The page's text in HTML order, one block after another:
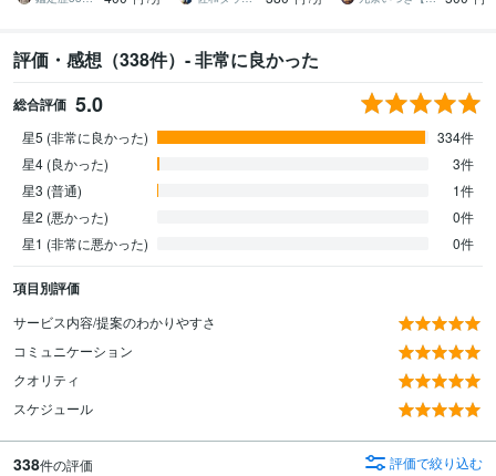
評価・感想（338件）- 非常に良かった
総合評価 5.0
星5 (非常に良かった)
334件
星4 (良かった)
3件
星3 (普通)
1件
星2 (悪かった)
0件
星1 (非常に悪かった)
0件
項目別評価
サービス内容/提案のわかりやすさ
コミュニケーション
クオリティ
スケジュール
338件の評価 評価で絞り込む